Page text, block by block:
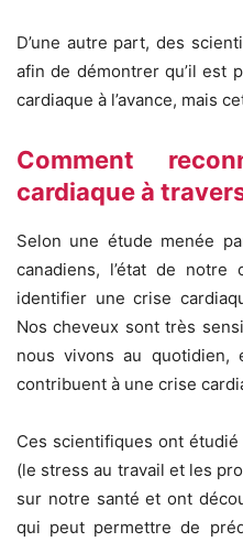
D’une autre part, des
afin de démontrer qu’il est
cardiaque à l’avance, mais
Comment
cardiaque à
Selon une étude menée
canadiens, l’état de
identifier une crise
Nos cheveux sont très
nous vivons au quotidien,
contribuent à une crise
Ces scientifiques ont
(le stress au travail et les
sur notre santé et ont
qui peut permettre de